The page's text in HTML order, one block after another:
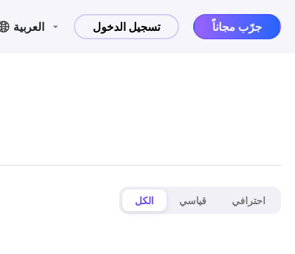
العربية تسجيل الدخول جرّب مجاناً
الكل قياسي احترافي